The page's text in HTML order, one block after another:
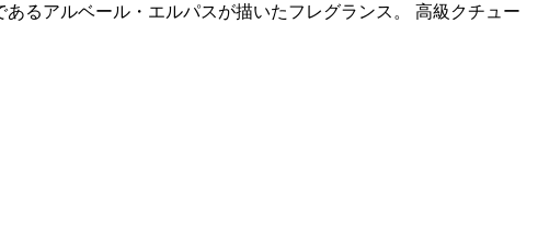
るアルベール・エルパスが描いたフレグランス。 高級クチュー